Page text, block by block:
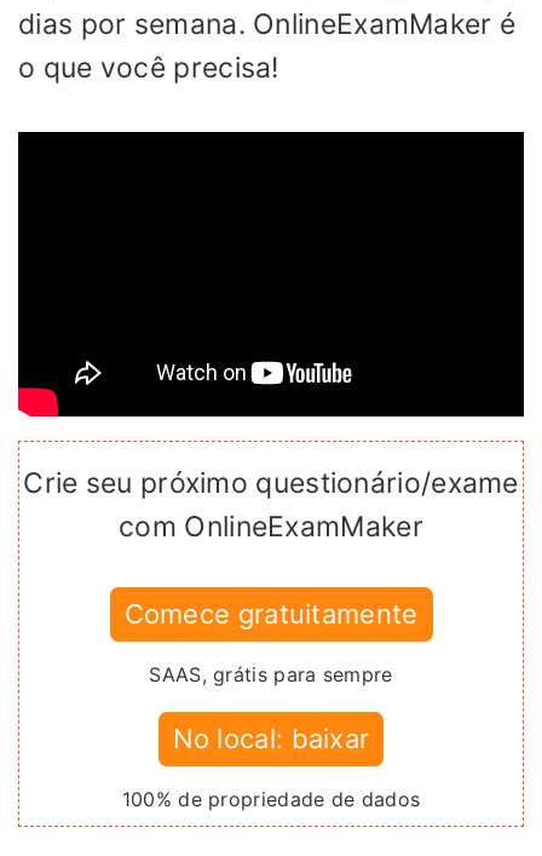
dias por semana. OnlineExamMaker é
o que você precisa!
Crie seu próximo questionário/exame
com OnlineExamMaker
Comece gratuitamente
SAAS, grátis para sempre
No local: baixar
100% de propriedade de dados